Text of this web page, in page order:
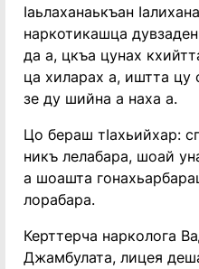
Iаьлаханаькъан
наркотикашца
да а, цкъа цунах
ца хиларах а, иштта цу
зе ду шийна а наха а.
Цо бераш тIахьийхар:
никъ лелабара, шоай
а шоашта
лорабара.
Керттерча нарколога
Джамбулата, лицея